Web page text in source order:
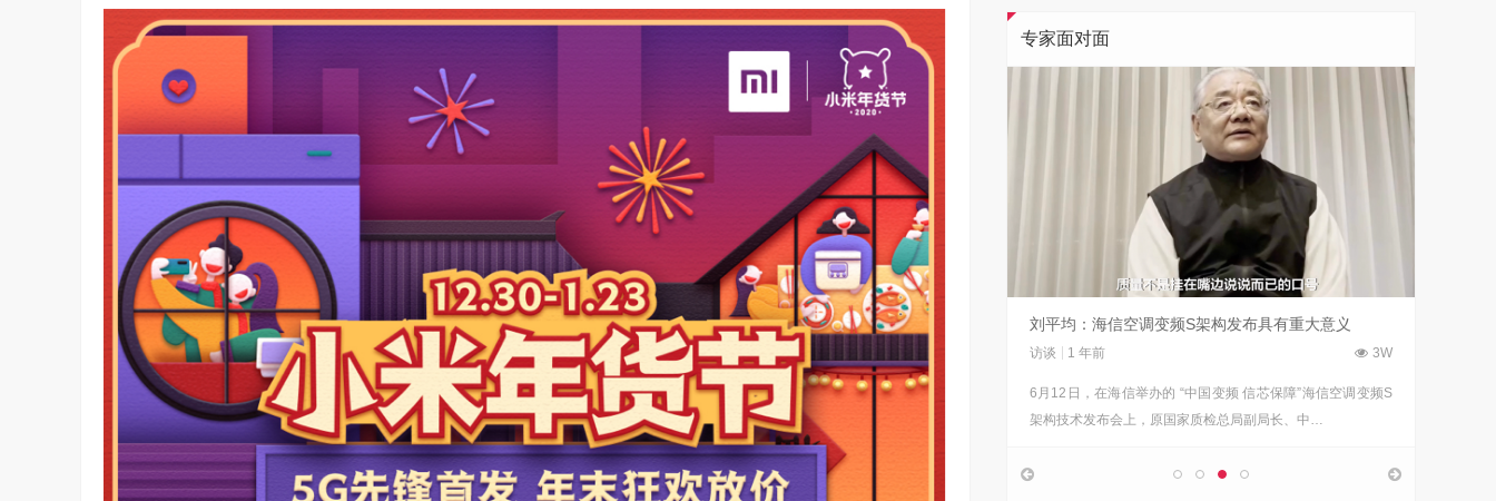
专家面对面
真正的科技普惠大众
3.24W
体现了海信在变频技术上
访谈 6 天前
Google首席科学家Jeff Dean近日在YC Startup School 2026
上，分享了他对…
对话AI创作者 vivo X Fold系列深度绑定AI长赛道
访谈 2 月前
2026年，AI Agent正在完成从“问答工具”到“任务助手”的重要
进化。当技术实现从“能听会给答案”…
刘平均：海信空调变频S架构发布具有重大意义
访谈 1 年前 3W
6月12日，在海信举办的 “中国变频 信芯保障”海信空调变频S
架构技术发布会上，原国家质检总局副局长、中…